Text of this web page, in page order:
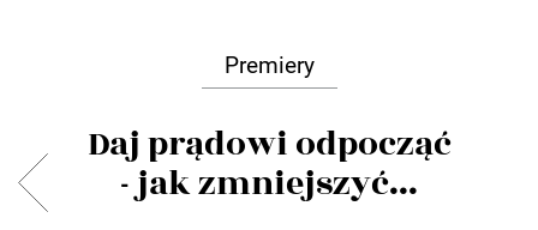
Premiery
Daj prądowi odpocząć
- jak zmniejszyć...